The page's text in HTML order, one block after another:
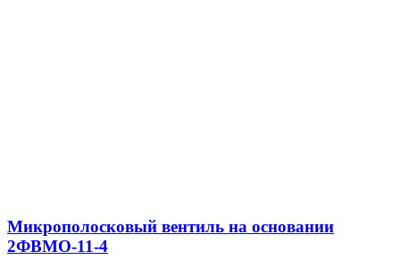
Микрополосковый вентиль на основании
2ФВМO-11-4